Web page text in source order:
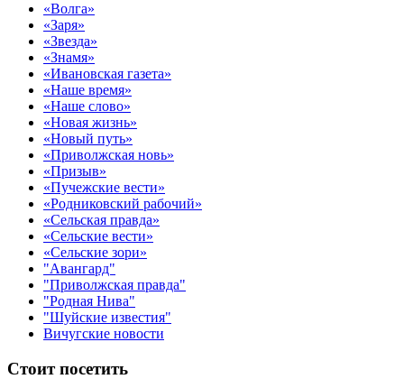
«Волга»
«Заря»
«Звезда»
«Знамя»
«Ивановская газета»
«Наше время»
«Наше слово»
«Новая жизнь»
«Новый путь»
«Приволжская новь»
«Призыв»
«Пучежские вести»
«Родниковский рабочий»
«Сельская правда»
«Сельские вести»
«Сельские зори»
"Авангард"
"Приволжская правда"
"Родная Нива"
"Шуйские известия"
Вичугские новости
Стоит посетить